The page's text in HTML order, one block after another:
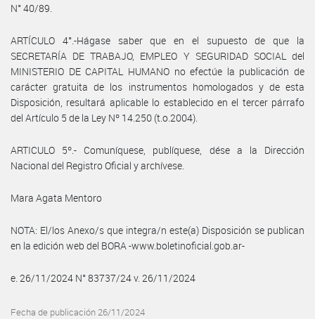
N° 40/89.
ARTÍCULO 4°.-Hágase saber que en el supuesto de que la
SECRETARÍA DE TRABAJO, EMPLEO Y SEGURIDAD SOCIAL del
MINISTERIO DE CAPITAL HUMANO no efectúe la publicación de
carácter gratuita de los instrumentos homologados y de esta
Disposición, resultará aplicable lo establecido en el tercer párrafo
del Artículo 5 de la Ley Nº 14.250 (t.o.2004).
ARTICULO 5º.- Comuníquese, publíquese, dése a la Dirección
Nacional del Registro Oficial y archívese.
Mara Agata Mentoro
NOTA: El/los Anexo/s que integra/n este(a) Disposición se publican
en la edición web del BORA -www.boletinoficial.gob.ar-
e. 26/11/2024 N° 83737/24 v. 26/11/2024
Fecha de publicación 26/11/2024